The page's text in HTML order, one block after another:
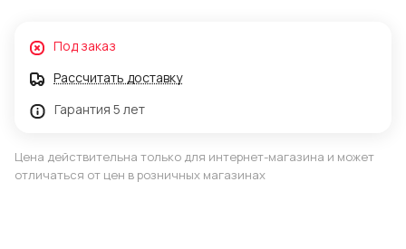
Под заказ
Рассчитать доставку
Гарантия 5 лет
Цена действительна только для интернет-магазина и может
отличаться от цен в розничных магазинах